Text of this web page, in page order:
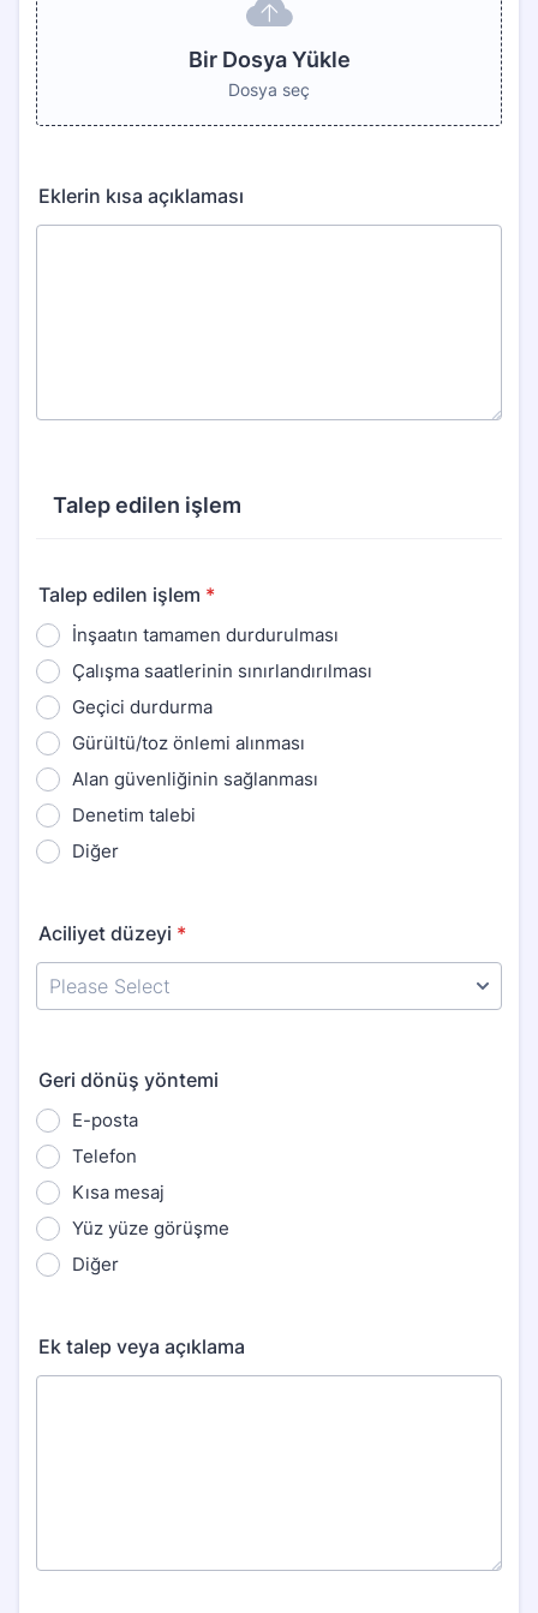
Bir Dosya Yükle
Dosya seç
Eklerin kısa açıklaması
Talep edilen işlem
Talep edilen işlem *
İnşaatın tamamen durdurulması
Çalışma saatlerinin sınırlandırılması
Geçici durdurma
Gürültü/toz önlemi alınması
Alan güvenliğinin sağlanması
Denetim talebi
Diğer
Aciliyet düzeyi *
Geri dönüş yöntemi
E-posta
Telefon
Kısa mesaj
Yüz yüze görüşme
Diğer
Ek talep veya açıklama